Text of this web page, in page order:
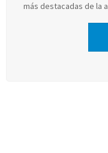
más destacadas de la